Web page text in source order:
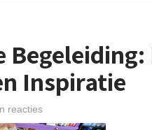
Inspiratie
reacties